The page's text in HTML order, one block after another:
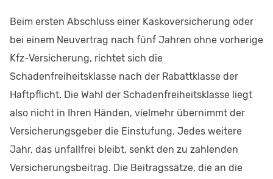
Beim ersten Abschluss einer Kaskoversicherung oder
bei einem Neuvertrag nach fünf Jahren ohne vorherige
Kfz-Versicherung, richtet sich die
Schadenfreiheitsklasse nach der Rabattklasse der
Haftpflicht. Die Wahl der Schadenfreiheitsklasse liegt
also nicht in Ihren Händen, vielmehr übernimmt der
Versicherungsgeber die Einstufung. Jedes weitere
Jahr, das unfallfrei bleibt, senkt den zu zahlenden
Versicherungsbeitrag. Die Beitragssätze, die an die